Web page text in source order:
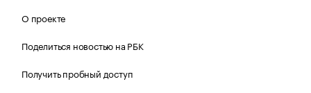
О проекте
Поделиться новостью на РБК
Получить пробный доступ